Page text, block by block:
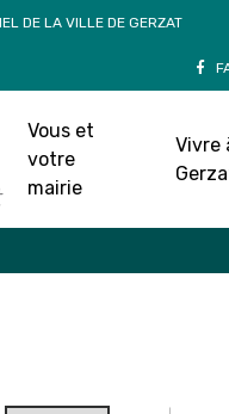
DE LA VILLE DE GERZAT
Vous et
votre
mairie
Vivre